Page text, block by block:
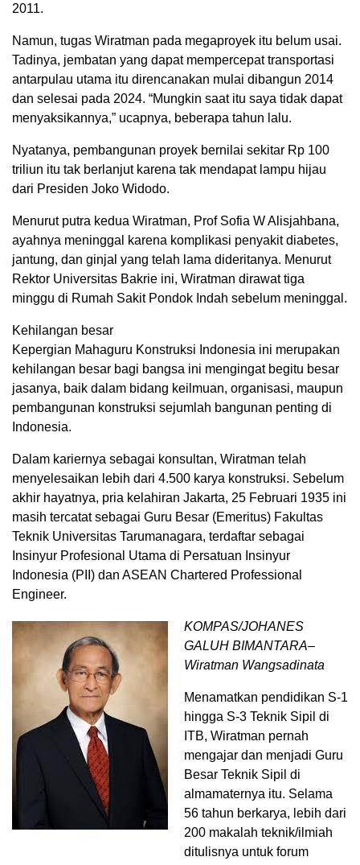
2011.
Namun, tugas Wiratman pada megaproyek itu belum usai.
Tadinya, jembatan yang dapat mempercepat transportasi
antarpulau utama itu direncanakan mulai dibangun 2014
dan selesai pada 2024. “Mungkin saat itu saya tidak dapat
menyaksikannya,” ucapnya, beberapa tahun lalu.
Nyatanya, pembangunan proyek bernilai sekitar Rp 100
triliun itu tak berlanjut karena tak mendapat lampu hijau
dari Presiden Joko Widodo.
Menurut putra kedua Wiratman, Prof Sofia W Alisjahbana,
ayahnya meninggal karena komplikasi penyakit diabetes,
jantung, dan ginjal yang telah lama dideritanya. Menurut
Rektor Universitas Bakrie ini, Wiratman dirawat tiga
minggu di Rumah Sakit Pondok Indah sebelum meninggal.
Kehilangan besar
Kepergian Mahaguru Konstruksi Indonesia ini merupakan
kehilangan besar bagi bangsa ini mengingat begitu besar
jasanya, baik dalam bidang keilmuan, organisasi, maupun
pembangunan konstruksi sejumlah bangunan penting di
Indonesia.
Dalam kariernya sebagai konsultan, Wiratman telah
menyelesaikan lebih dari 4.500 karya konstruksi. Sebelum
akhir hayatnya, pria kelahiran Jakarta, 25 Februari 1935 ini
masih tercatat sebagai Guru Besar (Emeritus) Fakultas
Teknik Universitas Tarumanagara, terdaftar sebagai
Insinyur Profesional Utama di Persatuan Insinyur
Indonesia (PII) dan ASEAN Chartered Professional
Engineer.
KOMPAS/JOHANES
GALUH BIMANTARA–
Wiratman Wangsadinata
Menamatkan pendidikan S-1
hingga S-3 Teknik Sipil di
ITB, Wiratman pernah
mengajar dan menjadi Guru
Besar Teknik Sipil di
almamaternya itu. Selama
56 tahun berkarya, lebih dari
200 makalah teknik/ilmiah
ditulisnya untuk forum